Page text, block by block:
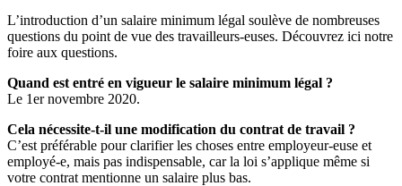
L’introduction d’un salaire minimum légal soulève de nombreuses
questions du point de vue des travailleurs-euses. Découvrez ici notre
foire aux questions.
Quand est entré en vigueur le salaire minimum légal ?
Le 1er novembre 2020.
Cela nécessite-t-il une modification du contrat de travail ?
C’est préférable pour clarifier les choses entre employeur-euse et
employé-e, mais pas indispensable, car la loi s’applique même si
votre contrat mentionne un salaire plus bas.